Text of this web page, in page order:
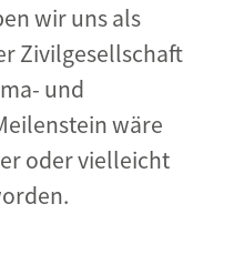
wir uns als
Zivilgesellschaft
und
wäre
oder vielleicht